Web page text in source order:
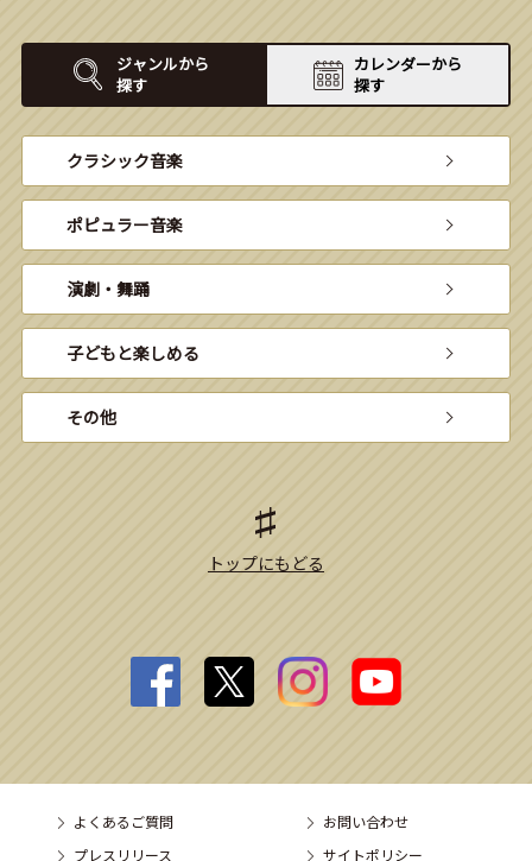
ジャンルから
探す
カレンダーから
探す
クラシック音楽
ポピュラー音楽
演劇・舞踊
子どもと楽しめる
その他
トップにもどる
よくあるご質問
お問い合わせ
プレスリリース
サイトポリシー